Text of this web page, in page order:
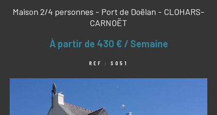
Maison 2/4 personnes - Port de Doëlan - CLOHARS-
CARNOËT
À partir de 430 € / Semaine
REF : S051
RECHERCHER